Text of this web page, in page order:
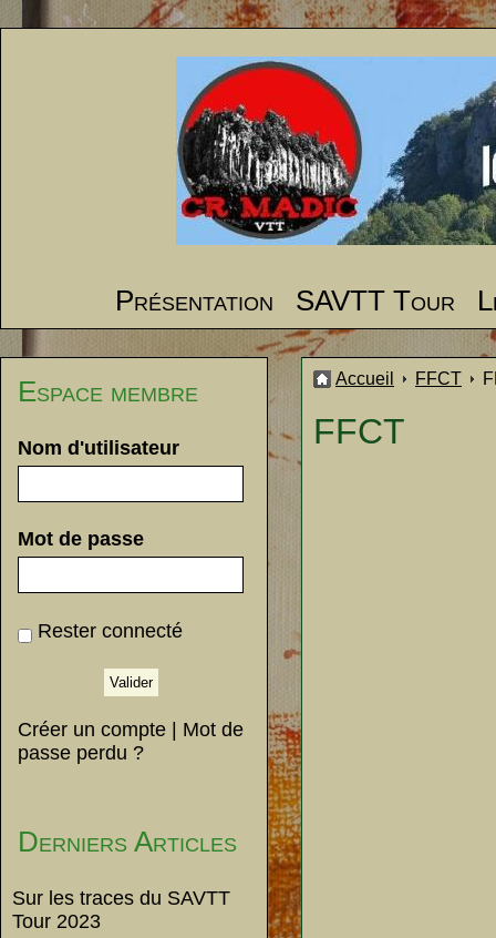
Présentation SAVTT Tour
Espace membre
Nom d'utilisateur
Mot de passe
Rester connecté
Créer un compte
Mot de
passe perdu ?
Derniers Articles
Sur les traces du SAVTT
Tour 2023
Accueil FFCT
FFCT